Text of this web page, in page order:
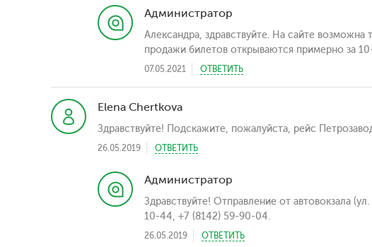
Администратор
Александра, здравствуйте. На сайте
продажи билетов открываются примерно за
07.05.2021 ОТВЕТИТЬ
Elena Chertkova
Здравствуйте! Подскажите, пожалуйста, рейс
26.05.2019 ОТВЕТИТЬ
Администратор
Здравствуйте! Отправление от автовокзала
10-44, +7 (8142) 59-90-04.
26.05.2019 ОТВЕТИТЬ